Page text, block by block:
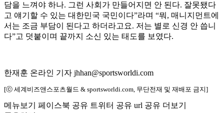
담을 느껴야 하나. 그런 사회가 만들어지면 안 된다. 잘못됐다
고 얘기할 수 있는 대한민국 국민이다”라며 “뭐, 매니지먼트에
서는 조금 부담이 된다고 하더라고요. 저는 별로 신경 안 씁니
다”고 덧붙이며 끝까지 소신 있는 태도를 보였다.
한재훈 온라인 기자 jhhan@sportsworldi.com
[ⓒ 세계비즈앤스포츠월드 & sportsworldi.com, 무단전재 및 재배포 금지]
메뉴보기 페이스북 공유 트위터 공유 url 공유 더보기